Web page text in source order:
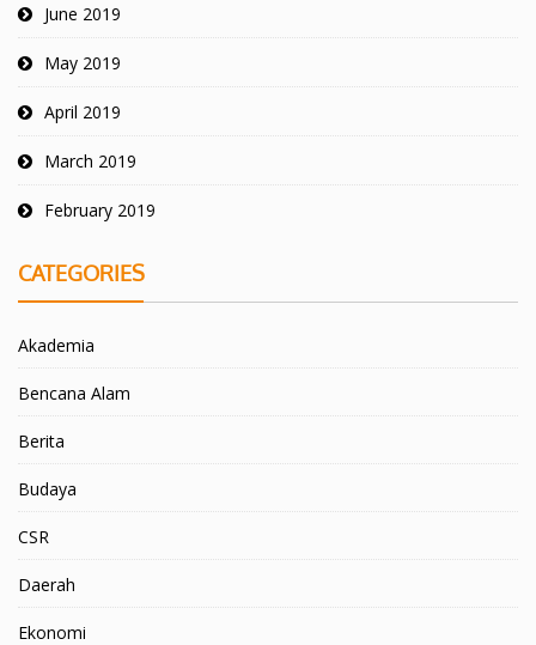
June 2019
May 2019
April 2019
March 2019
February 2019
CATEGORIES
Akademia
Bencana Alam
Berita
Budaya
CSR
Daerah
Ekonomi